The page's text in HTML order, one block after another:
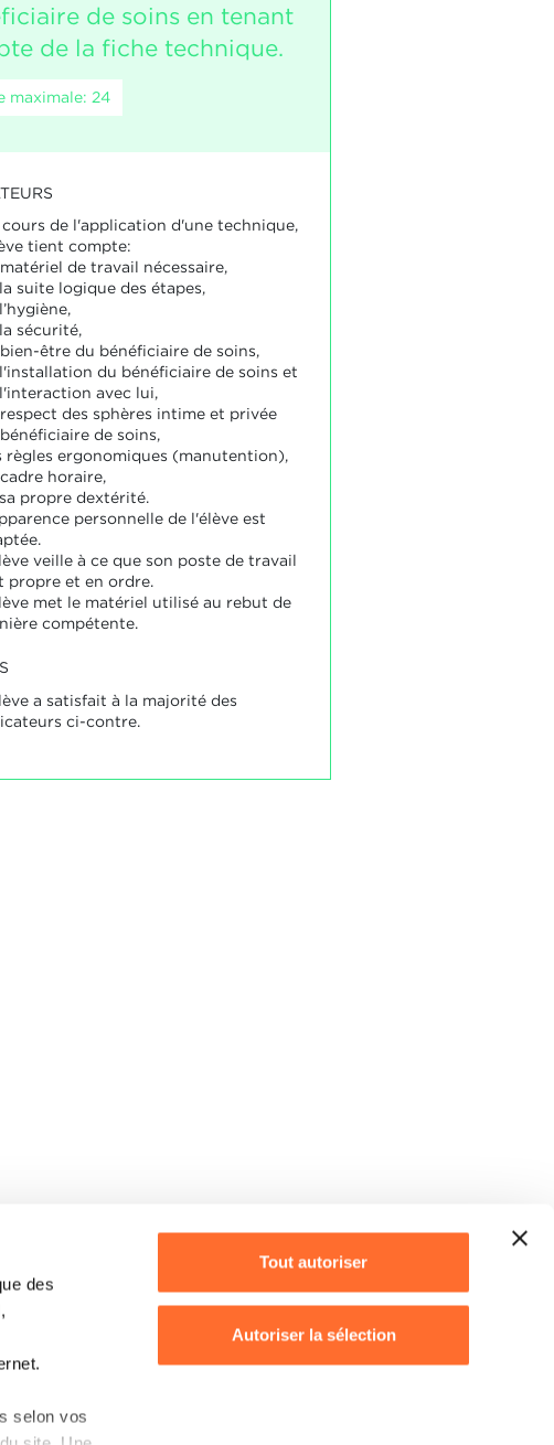
des
selon vos
Tout autoriser
Autoriser la sélection
de soins en tenant
de la fiche technique.
maximale: 24
de l'application d'une technique,
tient compte:
de travail nécessaire,
suite logique des étapes,
sécurité,
être du bénéficiaire de soins,
du bénéficiaire de soins et
avec lui,
des sphères intime et privée
de soins,
règles ergonomiques (manutention),
horaire,
propre dextérité.
personnelle de l'élève est
veille à ce que son poste de travail
propre et en ordre.
met le matériel utilisé au rebut de
compétente.
a satisfait à la majorité des
ci-contre.